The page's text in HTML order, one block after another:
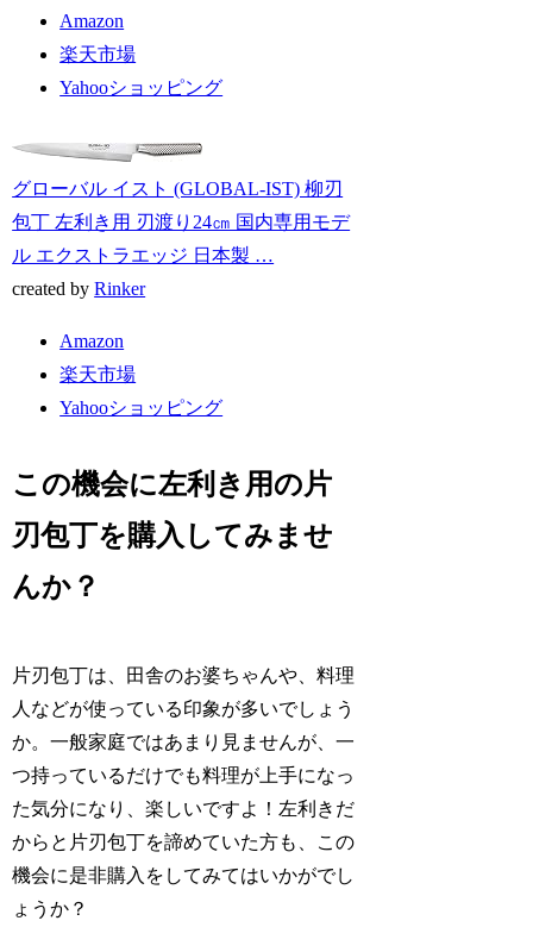
Amazon
楽天市場
Yahooショッピング
グローバル イスト (GLOBAL-IST) 柳刃
包丁 左利き用 刃渡り24㎝ 国内専用モデ
ル エクストラエッジ 日本製 …
created byRinker
Amazon
楽天市場
Yahooショッピング
この機会に左利き用の片
刃包丁を購入してみませ
んか？
片刃包丁は、田舎のお婆ちゃんや、料理
人などが使っている印象が多いでしょう
か。一般家庭ではあまり見ませんが、一
つ持っているだけでも料理が上手になっ
た気分になり、楽しいですよ！左利きだ
からと片刃包丁を諦めていた方も、この
機会に是非購入をしてみてはいかがでし
ょうか？